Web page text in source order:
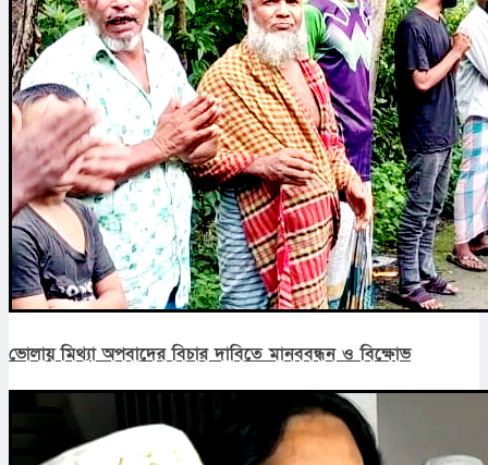
ভোলায় মিথ্যা অপবাদের বিচার দাবিতে মানববন্ধন ও বিক্ষোভ